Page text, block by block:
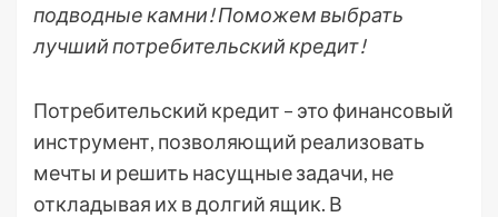
подводные камни! Поможем выбрать
лучший потребительский кредит!
Потребительский кредит – это финансовый
инструмент, позволяющий реализовать
мечты и решить насущные задачи, не
откладывая их в долгий ящик. В